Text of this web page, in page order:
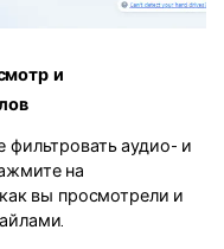
и
аудио- и
на
вы просмотрели и